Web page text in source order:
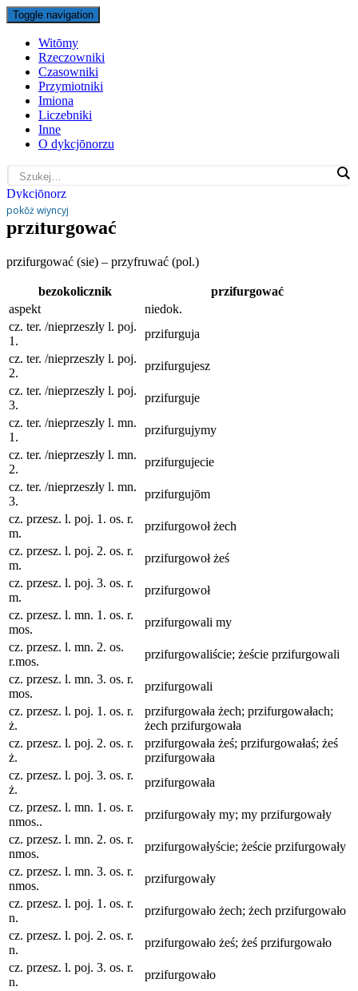
Toggle navigation
Witōmy
Rzeczowniki
Czasowniki
Przymiotniki
Imiona
Liczebniki
Inne
O dykcjōnorzu
pokŏż wiyncyj
Dykcjōnorz
przifurgować
przifurgować (sie) – przyfruwać (pol.)
bezokolicznik
przifurgować
aspekt
niedok.
cz. ter. /nieprzeszły l. poj.
1.
przifurguja
cz. ter. /nieprzeszły l. poj.
2.
przifurgujesz
cz. ter. /nieprzeszły l. poj.
3.
przifurguje
cz. ter. /nieprzeszły l. mn.
1.
przifurgujymy
cz. ter. /nieprzeszły l. mn.
2.
przifurgujecie
cz. ter. /nieprzeszły l. mn.
3.
przifurgujōm
cz. przesz. l. poj. 1. os. r.
m.
przifurgowoł żech
cz. przesz. l. poj. 2. os. r.
m.
przifurgowoł żeś
cz. przesz. l. poj. 3. os. r.
m.
przifurgowoł
cz. przesz. l. mn. 1. os. r.
mos.
przifurgowali my
cz. przesz. l. mn. 2. os.
r.mos.
przifurgowaliście; żeście przifurgowali
cz. przesz. l. mn. 3. os. r.
mos.
przifurgowali
cz. przesz. l. poj. 1. os. r.
ż.
przifurgowała żech; przifurgowałach;
żech przifurgowała
cz. przesz. l. poj. 2. os. r.
ż.
przifurgowała żeś; przifurgowałaś; żeś
przifurgowała
cz. przesz. l. poj. 3. os. r.
ż.
przifurgowała
cz. przesz. l. mn. 1. os. r.
nmos..
przifurgowały my; my przifurgowały
cz. przesz. l. mn. 2. os. r.
nmos.
przifurgowałyście; żeście przifurgowały
cz. przesz. l. mn. 3. os. r.
nmos.
przifurgowały
cz. przesz. l. poj. 1. os. r.
n.
przifurgowało żech; żech przifurgowało
cz. przesz. l. poj. 2. os. r.
n.
przifurgowało żeś; żeś przifurgowało
cz. przesz. l. poj. 3. os. r.
n.
przifurgowało